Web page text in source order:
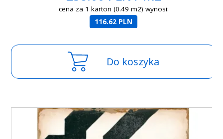
cena za 1 karton (0.49 m2) wynosi:
116.62 PLN
Do koszyka